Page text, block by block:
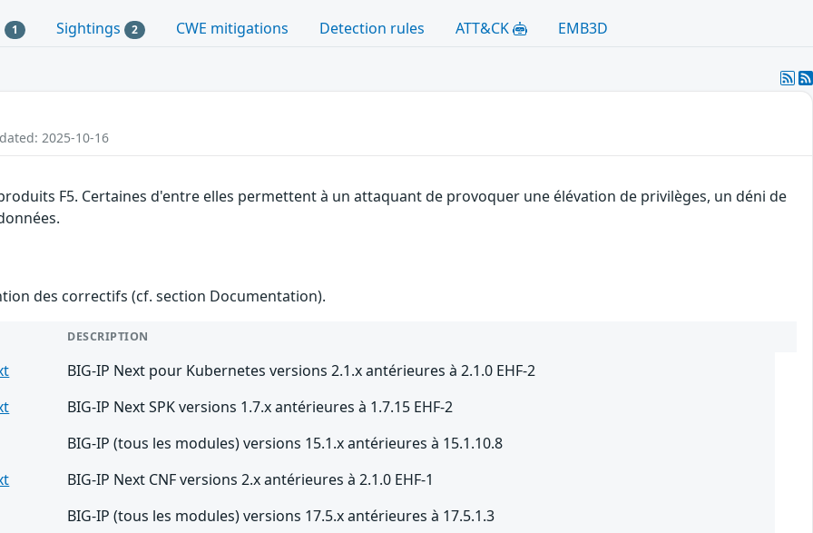
1 Sightings 2 CWE mitigations Detection rules ATT&CK EMB3D
2025-10-16
F5. Certaines d'entre elles permettent à un attaquant de provoquer une élévation de privilèges, un déni de
des correctifs (cf. section Documentation).
DESCRIPTION
BIG-IP Next pour Kubernetes versions 2.1.x antérieures à 2.1.0 EHF-2
BIG-IP Next SPK versions 1.7.x antérieures à 1.7.15 EHF-2
BIG-IP (tous les modules) versions 15.1.x antérieures à 15.1.10.8
BIG-IP Next CNF versions 2.x antérieures à 2.1.0 EHF-1
BIG-IP (tous les modules) versions 17.5.x antérieures à 17.5.1.3